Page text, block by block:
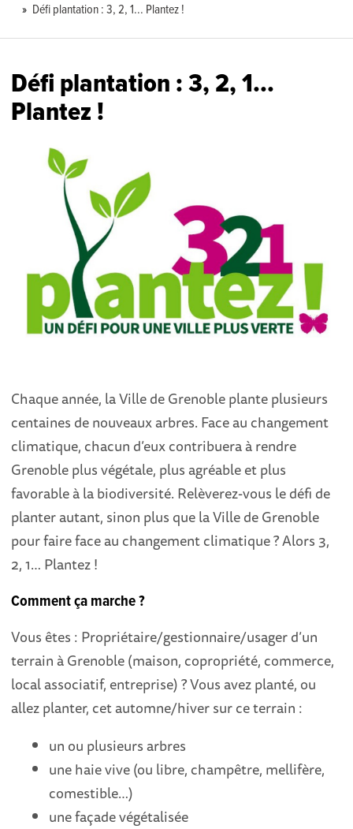
Défi plantation : 3, 2, 1... Plantez !
Défi plantation : 3, 2, 1...
Plantez !
Chaque année, la Ville de Grenoble plante plusieurs
centaines de nouveaux arbres. Face au changement
climatique, chacun d’eux contribuera à rendre
Grenoble plus végétale, plus agréable et plus
favorable à la biodiversité. Relèverez-vous le défi de
planter autant, sinon plus que la Ville de Grenoble
pour faire face au changement climatique ? Alors 3,
2, 1… Plantez !
Comment ça marche ?
Vous êtes : Propriétaire/gestionnaire/usager d’un
terrain à Grenoble (maison, copropriété, commerce,
local associatif, entreprise) ? Vous avez planté, ou
allez planter, cet automne/hiver sur ce terrain :
un ou plusieurs arbres
une haie vive (ou libre, champêtre, mellifère,
comestible…)
une façade végétalisée